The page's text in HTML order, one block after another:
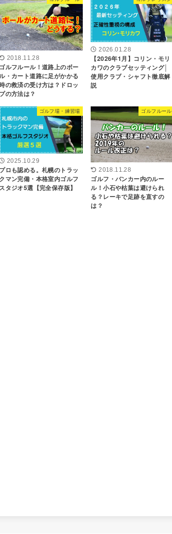
2018.11.28
ゴルフルール！道路上のボー
・カート道路に足がかかる
の救済の受け方は？ドロッ
プの方法は？
2026.01.28
【2026年1月】コリン・モリ
カワのクラブセッティング│
使用クラブ・シャフト徹底解
説
ゴルフ場・練習場
2025.10.29
プロも認める。札幌のトラッ
クマン完備・本格室内ゴルフ
スタジオ5選【完全保存版】
ゴルフルール
2018.11.28
ゴルフ・バンカー内のルー
ル！小石や枯葉は避けられ
る？レーキで足跡を直すの
は？